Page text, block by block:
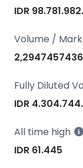
IDR
Volume /
Fully Diluted
IDR
All time high
IDR 61.445